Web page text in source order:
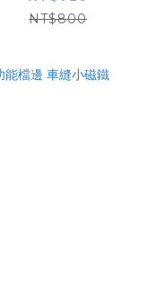
(Set)
NT$800